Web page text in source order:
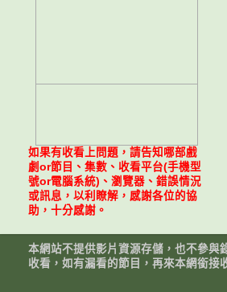
如果有收看上問題，請告知哪部戲
劇or節目、集數、收看平台(手機型
號or電腦系統)、瀏覽器、錯誤情況
或訊息，以利瞭解，感謝各位的協
助，十分感謝。
本網站不提供影片資源存儲，也不參與
收看，如有漏看的節目，再來本網銜接